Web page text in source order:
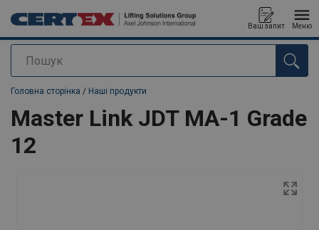
Пошук
Ваш запит Меню
added to your quote
Головна сторінка / Наші продукти
Master Link JDT MA-1 Grade
12